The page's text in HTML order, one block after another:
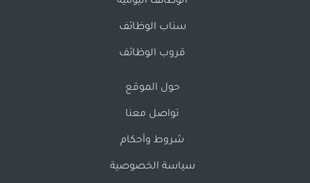
سناب الوظائف
قروب الوظائف
حول الموقع
تواصل معنا
شروط وأحكام
سياسة الخصوصية